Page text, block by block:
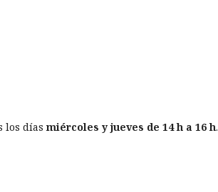
los díasmiércoles y jueves de 14 h a 16 h.